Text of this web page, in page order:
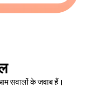
सवालों के जवाब हैं।